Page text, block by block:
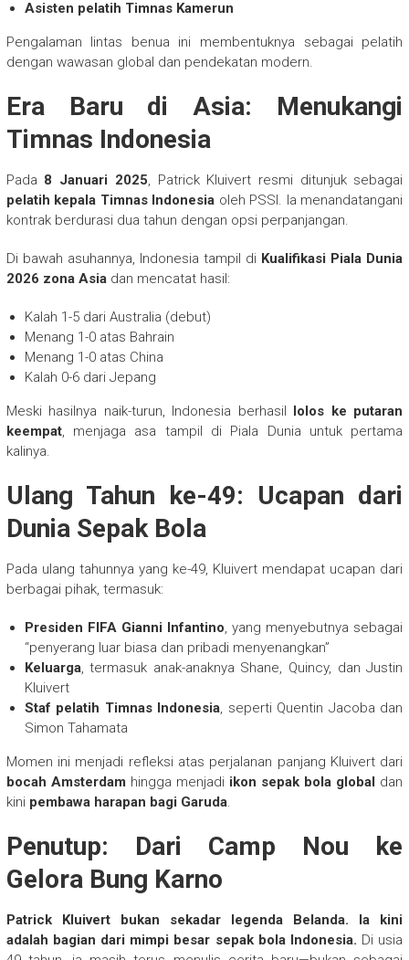
Asisten pelatih Timnas Kamerun
Pengalaman lintas benua ini membentuknya sebagai pelatih
dengan wawasan global dan pendekatan modern.
Era Baru di Asia: Menukangi
Timnas Indonesia
Pada 8 Januari 2025, Patrick Kluivert resmi ditunjuk sebagai
pelatih kepala Timnas Indonesia oleh PSSI. Ia menandatangani
kontrak berdurasi dua tahun dengan opsi perpanjangan.
Di bawah asuhannya, Indonesia tampil di Kualifikasi Piala Dunia
2026 zona Asiadan mencatat hasil:
Kalah 1-5 dari Australia (debut)
Menang 1-0 atas Bahrain
Menang 1-0 atas China
Kalah 0-6 dari Jepang
Meski hasilnya naik-turun, Indonesia berhasil lolos ke putaran
keempat, menjaga asa tampil di Piala Dunia untuk pertama
kalinya.
Ulang Tahun ke-49: Ucapan dari
Dunia Sepak Bola
Pada ulang tahunnya yang ke-49, Kluivert mendapat ucapan dari
berbagai pihak, termasuk:
Presiden FIFA Gianni Infantino, yang menyebutnya sebagai
“penyerang luar biasa dan pribadi menyenangkan”
Keluarga, termasuk anak-anaknya Shane, Quincy, dan Justin
Kluivert
Staf pelatih Timnas Indonesia, seperti Quentin Jacoba dan
Simon Tahamata
Momen ini menjadi refleksi atas perjalanan panjang Kluivert dari
bocah Amsterdam hingga menjadi ikon sepak bola global dan
kini pembawa harapan bagi Garuda.
Penutup: Dari Camp Nou ke
Gelora Bung Karno
Patrick Kluivert bukan sekadar legenda Belanda. Ia kini
adalah bagian dari mimpi besar sepak bola Indonesia. Di usia